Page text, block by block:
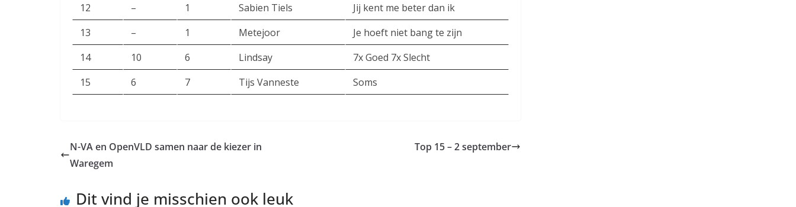
12
– 1 Sabien Tiels
Jij kent me beter dan ik
13
– 1 Metejoor
Je hoeft niet bang te zijn
14
10 6 Lindsay
7x Goed 7x Slecht
15
6 7 Tijs Vanneste Soms
N-VA en OpenVLD samen naar de kiezer in
Waregem
Top 15 – 2 september
Dit vind je misschien ook leuk